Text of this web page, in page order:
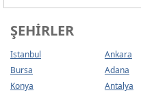
ŞEHIRLER
Istanbul Ankara
Bursa
Adana
Konya
Antalya